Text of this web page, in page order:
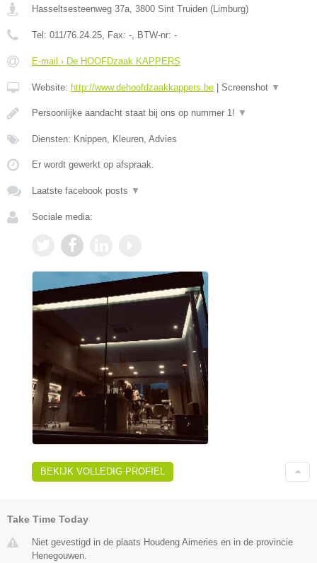
Hasseltsesteenweg 37a, 3800 Sint Truiden (Limburg)
Tel: 011/76.24.25, Fax: -, BTW-nr: -
E-mail › De HOOFDzaak KAPPERS
Website: http://www.dehoofdzaakkappers.be Screenshot ▼
Persoonlijke aandacht staat bij ons op nummer 1! ▼
Diensten: Knippen, Kleuren, Advies
Er wordt gewerkt op afspraak.
Laatste facebook posts ▼
Sociale media:
BEKIJK VOLLEDIG PROFIEL
Take Time Today
Niet gevestigd in de plaats Houdeng Aimeries en in de provincie
Henegouwen.